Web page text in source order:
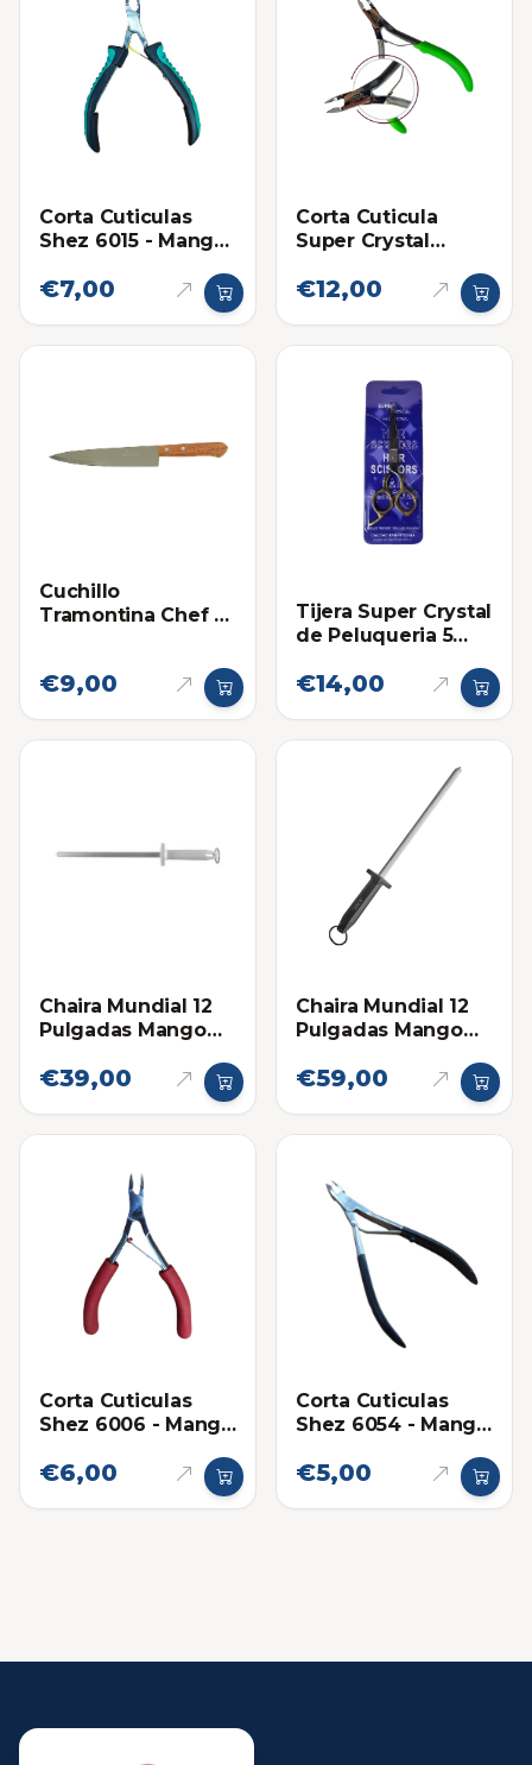
Corta Cuticulas
Shez 6015 - Mango
€7,00
Corta Cuticula
Super Crystal
€12,00
Cuchillo
Tramontina Chef 8
€9,00
Tijera Super Crystal
de Peluqueria 5
Dorado
€14,00
Chaira Mundial 12
Pulgadas Mango
€39,00
Chaira Mundial 12
Pulgadas Mango
€59,00
Corta Cuticulas
Shez 6006 - Mango
€6,00
Corta Cuticulas
Shez 6054 - Mango
€5,00